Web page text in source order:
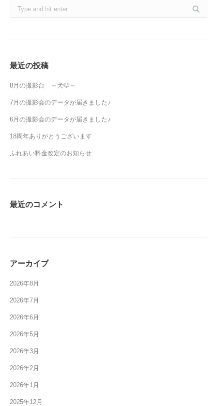
Search:
最近の投稿
8月の撮影台 ～犬🐶～
7月の撮影会のデータが届きました♪
6月の撮影会のデータが届きました♪
18周年ありがとうございます
ふれあい料金改定のお知らせ
最近のコメント
アーカイブ
2026年8月
2026年7月
2026年6月
2026年5月
2026年3月
2026年2月
2026年1月
2025年12月